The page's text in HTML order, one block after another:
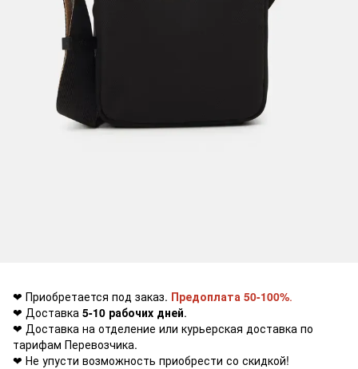
❤ Приобретается под заказ. Предоплата 50-100%.
❤ Доставка 5-10 рабочих дней.
❤ Доставка на отделение или курьерская доставка по
тарифам Перевозчика.
❤ Не упусти возможность приобрести со скидкой!